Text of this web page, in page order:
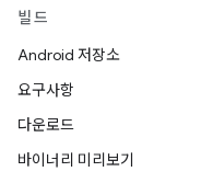
빌드
Android 저장소
요구사항
다운로드
바이너리 미리보기